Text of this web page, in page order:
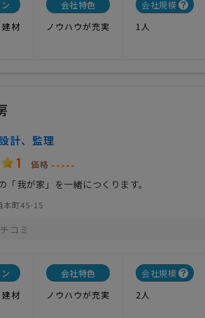
材
会社特色
ノウハウが充実
会社規模
1人
計、監理
1 価格 -----
「我が家」を一緒につくります。
本町45-15
コミ
材
会社特色
ノウハウが充実
会社規模
2人